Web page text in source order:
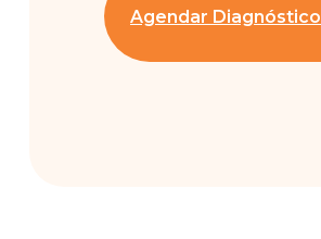
Agendar Diagnóstico